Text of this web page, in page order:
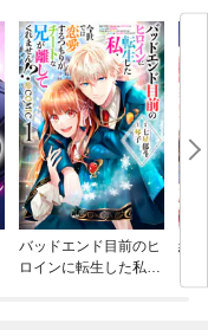
バッドエンド目前のヒ
ロインに転生した私、
結